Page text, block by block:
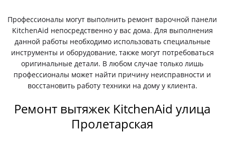
Профессионалы могут выполнить ремонт варочной панели
KitchenAid непосредственно у вас дома. Для выполнения
данной работы необходимо использовать специальные
инструменты и оборудование, также могут потребоваться
оригинальные детали. В любом случае только лишь
профессионалы может найти причину неисправности и
восстановить работу техники на дому у клиента.
Ремонт вытяжек KitchenAid улица
Пролетарская